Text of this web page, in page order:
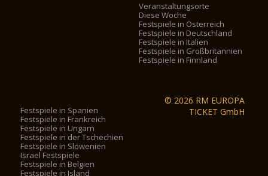
Veranstaltungsorte
Diese Woche
Festspiele in Österreich
Festspiele in Deutschland
Festspiele in Italien
Festspiele in Großbritannien
Festspiele in Finnland
Festspiele in Spanien
Festspiele in Frankreich
Festspiele in Ungarn
Festspiele in der Tschechien
Festspiele in Slowenien
Israel Festspiele
Festspiele in Belgien
Festspiele in Island
© 2026 RM EUROPA
TICKET GmbH